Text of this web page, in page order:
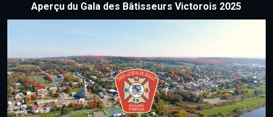
Aperçu du Gala des Bâtisseurs Victorois 2025